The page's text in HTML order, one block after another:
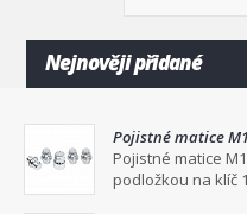
Nejnověji přidané
Pojistné matice
podložkou na klíč
Pojistné matice
podložkou na klíč